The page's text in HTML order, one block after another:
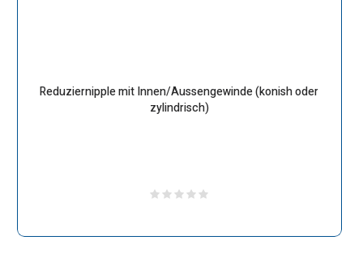
Reduziernipple mit Innen/Aussengewinde (konish oder
zylindrisch)